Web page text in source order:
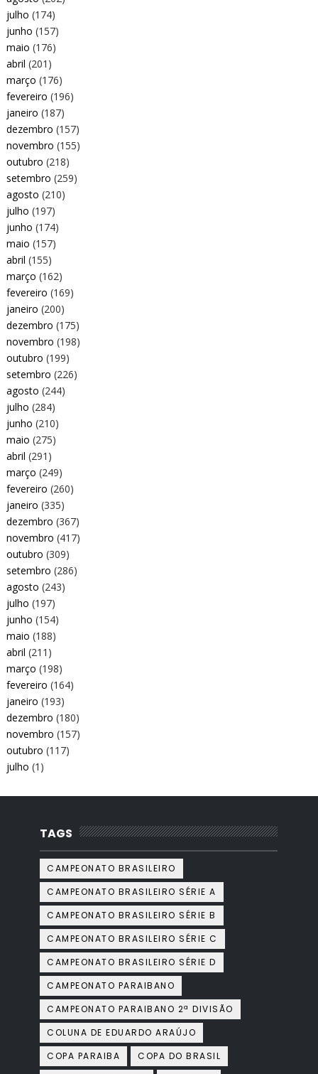
julho (174)
junho (157)
maio (176)
abril (201)
março (176)
fevereiro (196)
janeiro (187)
dezembro (157)
novembro (155)
outubro (218)
setembro (259)
agosto (210)
julho (197)
junho (174)
maio (157)
abril (155)
março (162)
fevereiro (169)
janeiro (200)
dezembro (175)
novembro (198)
outubro (199)
setembro (226)
agosto (244)
julho (284)
junho (210)
maio (275)
abril (291)
março (249)
fevereiro (260)
janeiro (335)
dezembro (367)
novembro (417)
outubro (309)
setembro (286)
agosto (243)
julho (197)
junho (154)
maio (188)
abril (211)
março (198)
fevereiro (164)
janeiro (193)
dezembro (180)
novembro (157)
outubro (117)
julho (1)
TAGS
CAMPEONATO BRASILEIRO
CAMPEONATO BRASILEIRO SÉRIE A
CAMPEONATO BRASILEIRO SÉRIE B
CAMPEONATO BRASILEIRO SÉRIE C
CAMPEONATO BRASILEIRO SÉRIE D
CAMPEONATO PARAIBANO
CAMPEONATO PARAIBANO 2ª DIVISÃO
COLUNA DE EDUARDO ARAÚJO
COPA PARAIBA
COPA DO BRASIL